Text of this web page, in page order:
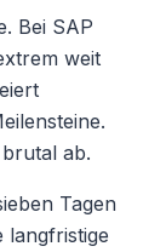
Bei SAP
weit
ab.
Tagen
langfristige